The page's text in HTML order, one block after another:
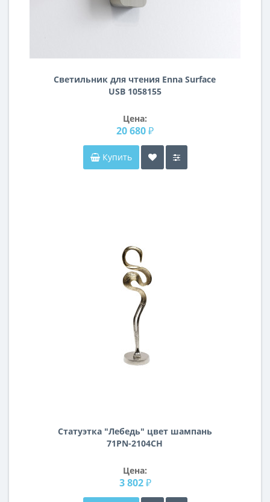
Светильник для чтения Enna Surface
USB 1058155
Цена:
20 680 ₽
Купить
Статуэтка "Лебедь" цвет шампань
71PN-2104CH
Цена:
3 802 ₽